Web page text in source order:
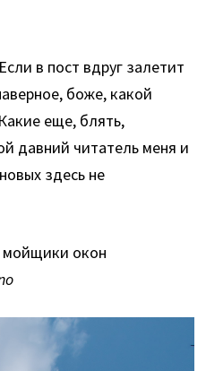
в пост вдруг залетит
боже, какой
еще, блять,
давний читатель меня и
здесь не
окон